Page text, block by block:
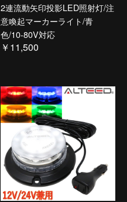
2連流動矢印投影LED照射灯/注
意喚起マーカーライト/青
色/10-80V対応
￥11,500